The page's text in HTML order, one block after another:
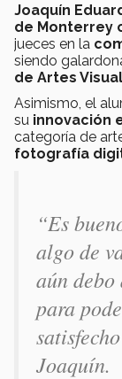
Joaquín
de Monterrey
jueces en la
siendo
de Artes
Asimismo, el
su innovación
categoría de
fotografía
“Es
algo de
aún
para
Joaquín.